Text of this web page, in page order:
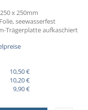
x 250mm
seewasserfest
Trägerplatte aufkaschiert
10,50 €
10,20 €
9,90 €